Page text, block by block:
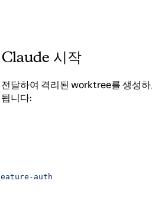
시작
전달하여 격리된 worktree를 생성
니다:
auth